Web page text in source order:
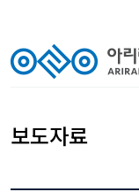
보도자료